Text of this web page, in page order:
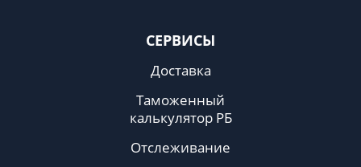
СЕРВИСЫ
Доставка
Таможенный
калькулятор РБ
Отслеживание